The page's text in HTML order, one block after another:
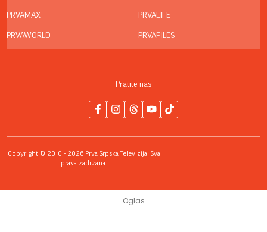
PRVAMAX
PRVAWORLD
PRVALIFE
PRVAFILES
Pratite nas
Copyright © 2010 - 2026 Prva Srpska Televizija. Sva
prava zadržana.